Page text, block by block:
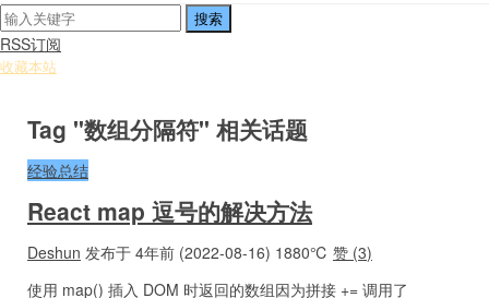
RSS订阅
收藏本站
Tag "数组分隔符" 相关话题
经验总结
React map 逗号的解决方法
Deshun 发布于 4年前 (2022-08-16) 1880℃ 赞 (3)
使用 map() 插入 DOM 时返回的数组因为拼接 += 调用了